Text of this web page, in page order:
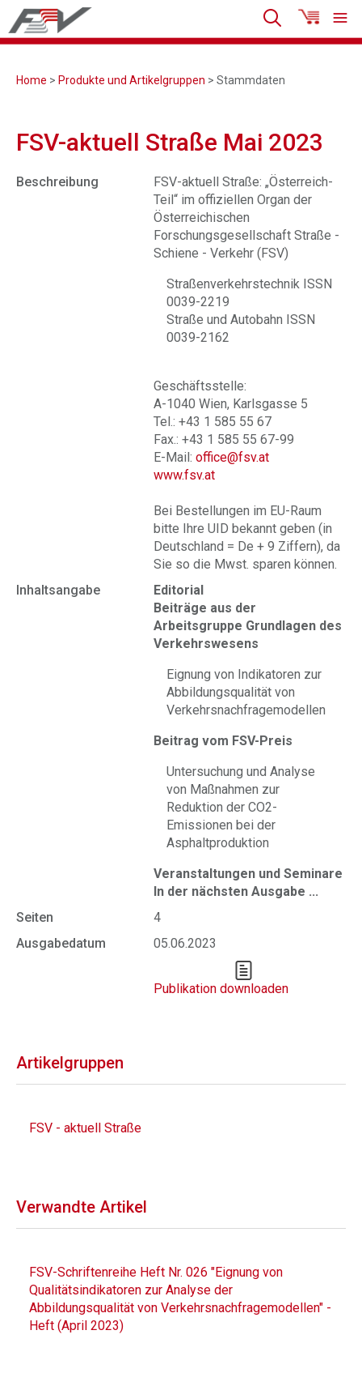
Home > Produkte und Artikelgruppen > Stammdaten
FSV-aktuell Straße Mai 2023
Beschreibung
FSV-aktuell Straße: „Österreich-
Teil“ im offiziellen Organ der
Österreichischen
Forschungsgesellschaft Straße -
Schiene - Verkehr (FSV)
Straßenverkehrstechnik ISSN
0039-2219
Straße und Autobahn ISSN
0039-2162
Geschäftsstelle:
A-1040 Wien, Karlsgasse 5
Tel.: +43 1 585 55 67
Fax.: +43 1 585 55 67-99
E-Mail: office@fsv.at
www.fsv.at
Bei Bestellungen im EU-Raum
bitte Ihre UID bekannt geben (in
Deutschland = De + 9 Ziffern), da
Sie so die Mwst. sparen können.
Inhaltsangabe
Editorial
Beiträge aus der
Arbeitsgruppe Grundlagen des
Verkehrswesens
Eignung von Indikatoren zur
Abbildungsqualität von
Verkehrsnachfragemodellen
Beitrag vom FSV-Preis
Untersuchung und Analyse
von Maßnahmen zur
Reduktion der CO2-
Emissionen bei der
Asphaltproduktion
Veranstaltungen und Seminare
In der nächsten Ausgabe ...
Seiten
4
Ausgabedatum
05.06.2023
Publikation downloaden
Artikelgruppen
FSV - aktuell Straße
Verwandte Artikel
FSV-Schriftenreihe Heft Nr. 026 "Eignung von
Qualitätsindikatoren zur Analyse der
Abbildungsqualität von Verkehrsnachfragemodellen" -
Heft (April 2023)